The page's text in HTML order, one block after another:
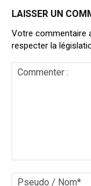
LAISSER UN
Votre commentaire
respecter la